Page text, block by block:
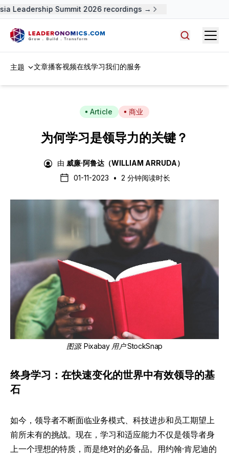
Leadership Summit 2026 recordings →
主题 文章播客视频在线学习我们的服务
Article 商业
为何学习是领导力的关键？
由 威廉·阿鲁达（WILLIAM ARRUDA）
01-11-2023
• 2 分钟阅读时长
图源: Pixabay 用户StockSnap
终身学习：在快速变化的世界中有效领导的基
石
如今，领导者不断面临业务模式、科技进步和员工期望上
前所未有的挑战。现在，学习和适应能力不仅是领导者身
上一个理想的特质，而是绝对的必备品。用约翰·肯尼迪的